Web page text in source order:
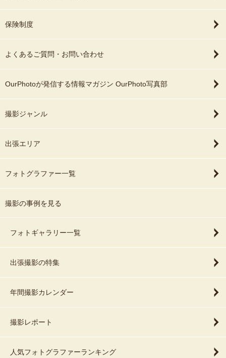
保険制度
よくあるご質問・お問い合わせ
OurPhotoが発信する情報マガジン OurPhoto写真部
撮影ジャンル
出張エリア
フォトグラファー一覧
撮影の事例を見る
フォトギャラリー一覧
出張撮影の特集
年間撮影カレンダー
撮影レポート
人気フォトグラファーランキング